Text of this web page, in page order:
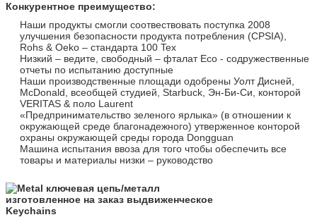
Конкурентное преимущество:
Наши продукты смогли соотвествовать поступка 2008
улучшения безопасности продукта потребления (CPSIA),
Rohs & Oeko – стандарта 100 Tex
Низкий – ведите, свободный – фталат Eco - содружественные
отчеты по испытанию доступные
Наши производственные площади одобрены Уолт Дисней,
McDonald, всеобщей студией, Starbuck, Эн-Би-Си, конторой
VERITAS & поло Laurent
«Предпринимательство зеленого ярлыка» (в отношении к
окружающей среде благонадежного) утверженное конторой
охраны окружающей среды города Dongguan
Машина испытания ввоза для того чтобы обеспечить все
товары и материалы низки – руководство